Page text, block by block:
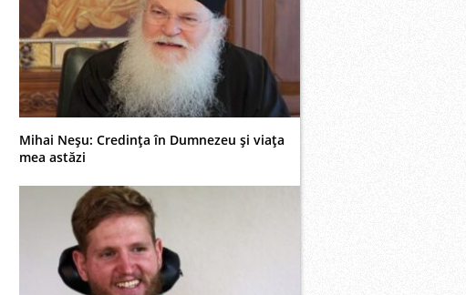
Mihai Neşu: Credinţa în Dumnezeu şi viaţa
mea astăzi